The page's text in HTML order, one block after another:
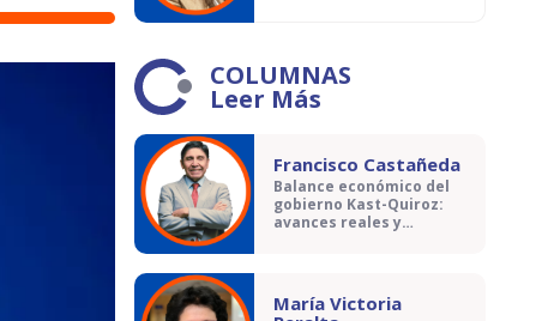
COLUMNAS
Leer Más
Francisco Castañeda
Balance económico del
gobierno Kast-Quiroz:
avances reales y
María Victoria